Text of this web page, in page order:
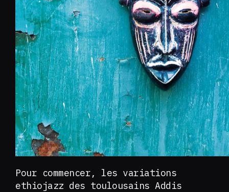
Pour commencer, les variations
ethiojazz des toulousains Addis